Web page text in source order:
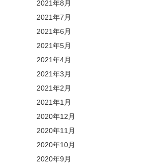
2021年8月
2021年7月
2021年6月
2021年5月
2021年4月
2021年3月
2021年2月
2021年1月
2020年12月
2020年11月
2020年10月
2020年9月